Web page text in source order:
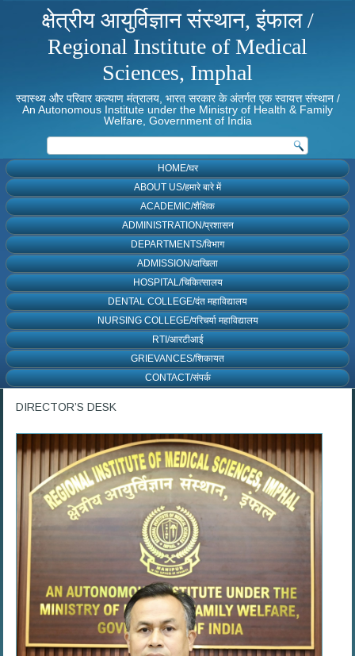
क्षेत्रीय आयुर्विज्ञान संस्थान, इंफाल /
Regional Institute of Medical
Sciences, Imphal
स्वास्थ्य और परिवार कल्याण मंत्रालय, भारत सरकार के अंतर्गत एक स्वायत्त संस्थान /
An Autonomous Institute under the Ministry of Health & Family
Welfare, Government of India
HOME/घर
ABOUT US/हमारे बारे में
ACADEMIC/शैक्षिक
ADMINISTRATION/प्रशासन
DEPARTMENTS/विभाग
ADMISSION/दाखिला
HOSPITAL/चिकित्सालय
DENTAL COLLEGE/दंत महाविद्यालय
NURSING COLLEGE/परिचर्या महाविद्यालय
RTI/आरटीआई
GRIEVANCES/शिकायत
CONTACT/संपर्क
DIRECTOR’S DESK